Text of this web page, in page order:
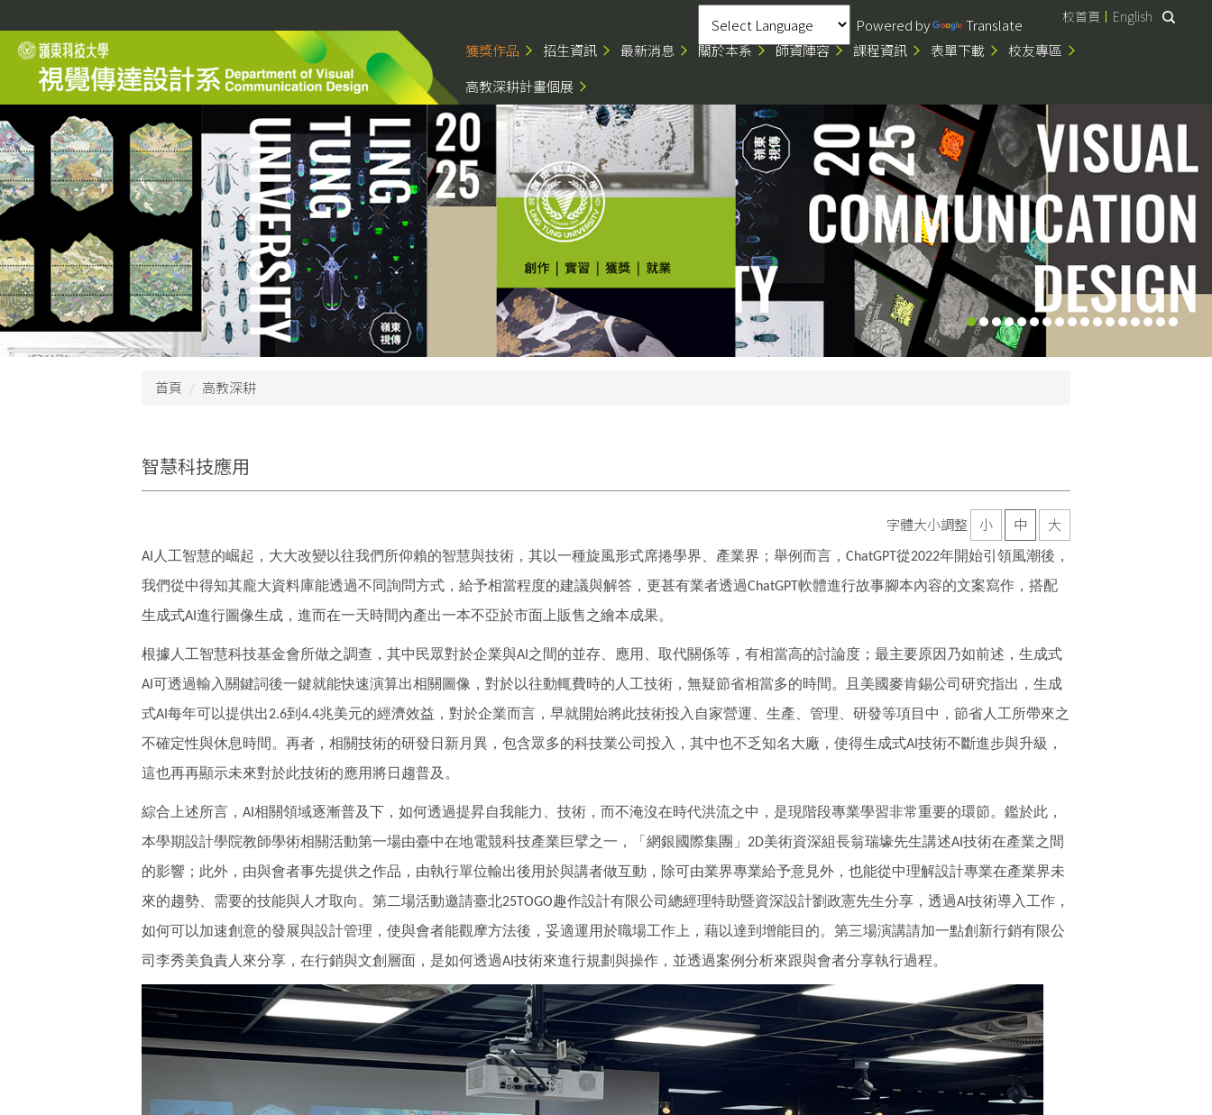
到
主
區
Powered by Translate 校首頁 English
獲獎作品 招生資訊 最新消息 關於本系 師資陣容 課程資訊 表單下載
校友專區
高教深耕計畫個展
首頁 高教深耕
智慧科技應用
字體大小調整 小 中 大
AI 人工智慧的崛起，大大改變以往我們所仰賴的智慧與技術，其以一種旋風形式席捲學界、產業界；舉例而言， ChatGPT 從2022年開始引領風潮後，
我們從中得知其龐大資料庫能透過不同詢問方式，給予相當程度的建議與解答，更甚有業者透過ChatGPT 軟體進行故事腳本內容的文案寫作，搭配
生成式AI 進行圖像生成，進而在一天時間內產出一本不亞於市面上販售之繪本成果。
根據人工智慧科技基金會所做之調查，其中民眾對於企業與AI 之間的並存、應用、取代關係等，有相當高的討論度；最主要原因乃如前述，生成式
AI 可透過輸入關鍵詞後一鍵就能快速演算出相關圖像，對於以往動輒費時的人工技術，無疑節省相當多的時間。且美國麥肯錫公司研究指出，生成
式AI 每年可以提供出2.6到 4.4兆美元的經濟效益，對於企業而言，早就開始將此技術投入自家營運、生產、管理、研發等項目中，節省人工所帶來之
不確定性與休息時間。再者，相關技術的研發日新月異，包含眾多的科技業公司投入，其中也不乏知名大廠，使得生成式AI 技術不斷進步與升級，
這也再再顯示未來對於此技術的應用將日趨普及。
綜合上述所言， AI 相關領域逐漸普及下，如何透過提昇自我能力、技術，而不淹沒在時代洪流之中，是現階段專業學習非常重要的環節。鑑於此，
本學期設計學院教師學術相關活動第一場由臺中在地電競科技產業巨擘之一，「網銀國際集團」 2D美術資深組長翁瑞壕先生講述AI 技術在產業之間
的影響；此外，由與會者事先提供之作品，由執行單位輸出後用於與講者做互動，除可由業界專業給予意見外，也能從中理解設計專業在產業界未
來的趨勢、需要的技能與人才取向。第二場活動邀請臺北25TOGO趣作設計有限公司總經理特助暨資深設計劉政憲先生分享，透過AI 技術導入工作，
如何可以加速創意的發展與設計管理，使與會者能觀摩方法後，妥適運用於職場工作上，藉以達到增能目的。第三場演講請加一點創新行銷有限公
司李秀美負責人來分享，在行銷與文創層面，是如何透過AI 技術來進行規劃與操作，並透過案例分析來跟與會者分享執行過程。